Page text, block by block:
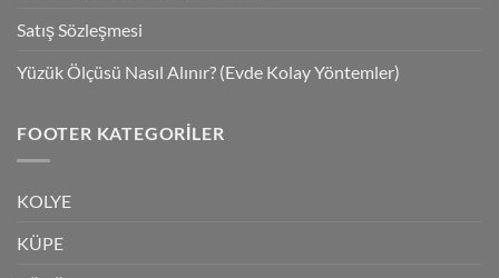
Satış Sözleşmesi
Yüzük Ölçüsü Nasıl Alınır? (Evde Kolay Yöntemler)
FOOTER KATEGORILER
KOLYE
KÜPE